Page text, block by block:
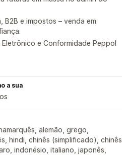
B2B e impostos – venda em
e Conformidade Peppol
a sua
alemão, grego,
hindi, chinês (simplificado), chinês
indonésio, italiano, japonês,